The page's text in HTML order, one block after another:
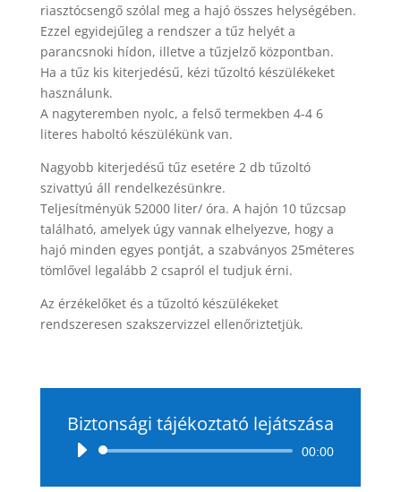
riasztócsengő szólal meg a hajó összes helységében.
Ezzel egyidejűleg a rendszer a tűz helyét a
parancsnoki hídon, illetve a tűzjelző központban.
Ha a tűz kis kiterjedésű, kézi tűzoltó készülékeket
használunk.
A nagyteremben nyolc, a felső termekben 4-4 6
literes haboltó készülékünk van.
Nagyobb kiterjedésű tűz esetére 2 db tűzoltó
szivattyú áll rendelkezésünkre.
Teljesítményük 52000 liter/ óra. A hajón 10 tűzcsap
található, amelyek úgy vannak elhelyezve, hogy a
hajó minden egyes pontját, a szabványos 25méteres
tömlővel legalább 2 csapról el tudjuk érni.
Az érzékelőket és a tűzoltó készülékeket
rendszeresen szakszervizzel ellenőriztetjük.
Biztonsági tájékoztató lejátszása
Audio
00:00